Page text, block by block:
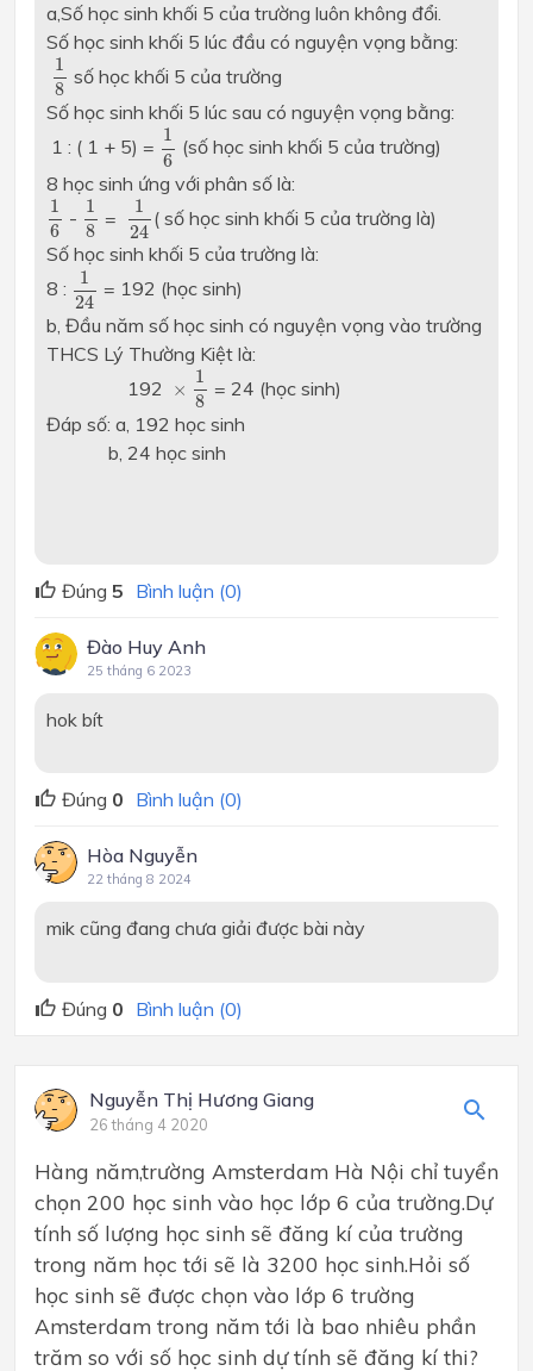
a,Số học sinh khối 5 của trường luôn không đổi.
Số học sinh khối 5 lúc đầu có nguyện vọng bằng:
1
8
18
số học khối 5 của trường
Số học sinh khối 5 lúc sau có nguyện vọng bằng:
1 : ( 1 + 5) = 1
6
1
(số học sinh khối 5 của trường)
8 học sinh ứng với phân số là:
1
6
1 6
- 1
8
1 8
=
1
24
124
( số học sinh khối 5 của trường là)
Số học sinh khối 5 của trường là:
8 :
1
24
124
= 192 (học sinh)
b, Đầu năm số học sinh có nguyện vọng vào trường
THCS Lý Thường Kiệt là:
192
×
× 1
8
18
= 24 (học sinh)
Đáp số: a, 192 học sinh
b, 24 học sinh
Đúng 5 Bình luận (0)
Đào Huy Anh
25 tháng 6 2023
hok bít
Đúng 0 Bình luận (0)
Hòa Nguyễn
22 tháng 8 2024
mik cũng đang chưa giải được bài này
Đúng 0 Bình luận (0)
Nguyễn Thị Hương Giang
26 tháng 4 2020
Hàng năm,trường Amsterdam Hà Nội chỉ tuyển
chọn 200 học sinh vào học lớp 6 của trường.Dự
tính số lượng học sinh sẽ đăng kí của trường
trong năm học tới sẽ là 3200 học sinh.Hỏi số
học sinh sẽ được chọn vào lớp 6 trường
Amsterdam trong năm tới là bao nhiêu phần
trăm so với số học sinh dự tính sẽ đăng kí thi?